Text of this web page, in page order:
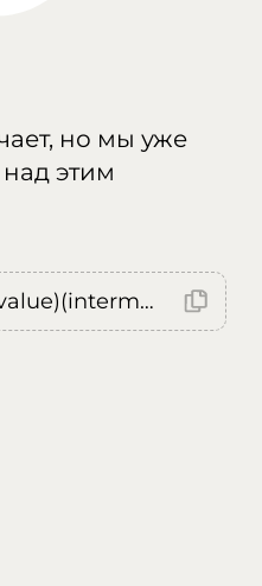
но мы уже
этим
Error: (intermediate value)(intermediate value)(intermediate value).replaceAll is not a function